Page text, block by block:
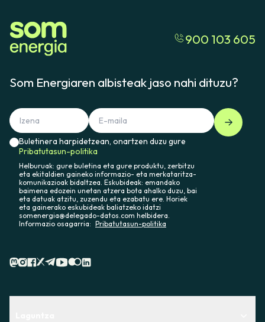
900 103 605
Som Energiaren albisteak jaso nahi dituzu?
Buletinera harpidetzean, onartzen duzu gure
Pribatutasun-politika
Helburuak: gure buletina eta gure produktu, zerbitzu
eta ekitaldien gaineko informazio- eta merkataritza-
komunikazioak bidaltzea. Eskubideak: emandako
baimena edozein unetan atzera bota ahalko duzu, bai
eta datuak atzitu, zuzendu eta ezabatu ere. Horiek
eta gainerako eskubideak baliatzeko idatzi
somenergia@delegado-datos.com helbidera.
Informazio osagarria: Pribatutasun-politika